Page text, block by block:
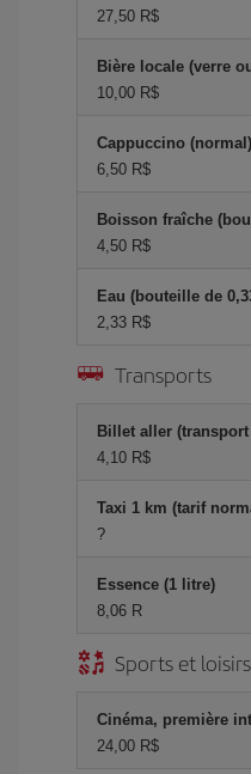
27,50 R$
Bière locale (verre
10,00 R$
Cappuccino (normal)
6,50 R$
Boisson fraîche
4,50 R$
Eau (bouteille de
2,33 R$
Transports
Billet aller
4,10 R$
Taxi 1 km (tarif
?
Essence (1 litre)
8,06 R
Sports et
Cinéma, première
24,00 R$